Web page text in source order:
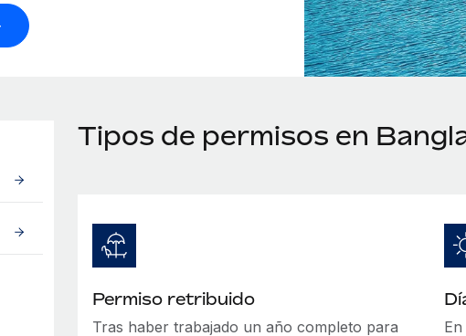
Tipos de permisos en
Permiso retribuido
Tras haber trabajado un año completo para